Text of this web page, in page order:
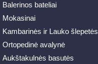
Balerinos bateliai
Mokasinai
Kambarinės ir Lauko šlepetės
Ortopedinė avalynė
Aukštakulnės basutės